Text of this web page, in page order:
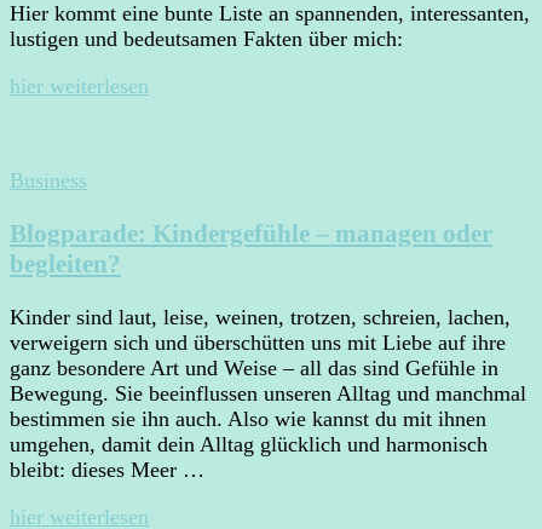
Hier kommt eine bunte Liste an spannenden, interessanten,
lustigen und bedeutsamen Fakten über mich:
hier weiterlesen
Business
Blogparade: Kindergefühle – managen oder
begleiten?
Kinder sind laut, leise, weinen, trotzen, schreien, lachen,
verweigern sich und überschütten uns mit Liebe auf ihre
ganz besondere Art und Weise – all das sind Gefühle in
Bewegung. Sie beeinflussen unseren Alltag und manchmal
bestimmen sie ihn auch. Also wie kannst du mit ihnen
umgehen, damit dein Alltag glücklich und harmonisch
bleibt: dieses Meer …
hier weiterlesen